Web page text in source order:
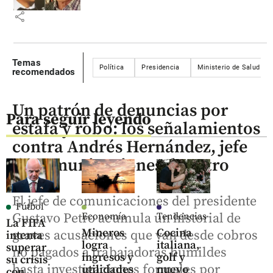
share
Temas
recomendados
Política Presidencia Ministerio de Salud
Para seguir leyendo
Fútbol
La FIFA
intenta
superar
su crisis
Economía
Mineros
logra
ingresos y
utilidades
Tendencias
Cocina
italiana,
golf y
nuevo
Un patrón de denuncias por
estafa y robo: los señalamientos
contra Andrés Hernández, jefe
de comunicaciones de Petro
El jefe de comunicaciones del presidente
Gustavo Petro acumula un historial de
graves acusaciones que van desde cobros
no pagados a trabajadoras humildes
hasta investigaciones formales por